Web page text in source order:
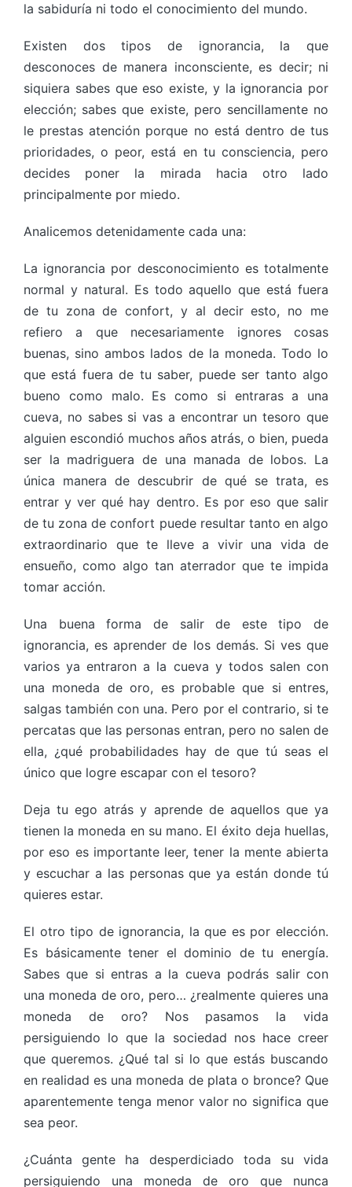
la sabiduría ni todo el conocimiento del mundo.
Existen dos tipos de ignorancia, la que
desconoces de manera inconsciente, es decir; ni
siquiera sabes que eso existe, y la ignorancia por
elección; sabes que existe, pero sencillamente no
le prestas atención porque no está dentro de tus
prioridades, o peor, está en tu consciencia, pero
decides poner la mirada hacia otro lado
principalmente por miedo.
Analicemos detenidamente cada una:
La ignorancia por desconocimiento es totalmente
normal y natural. Es todo aquello que está fuera
de tu zona de confort, y al decir esto, no me
refiero a que necesariamente ignores cosas
buenas, sino ambos lados de la moneda. Todo lo
que está fuera de tu saber, puede ser tanto algo
bueno como malo. Es como si entraras a una
cueva, no sabes si vas a encontrar un tesoro que
alguien escondió muchos años atrás, o bien, pueda
ser la madriguera de una manada de lobos. La
única manera de descubrir de qué se trata, es
entrar y ver qué hay dentro. Es por eso que salir
de tu zona de confort puede resultar tanto en algo
extraordinario que te lleve a vivir una vida de
ensueño, como algo tan aterrador que te impida
tomar acción.
Una buena forma de salir de este tipo de
ignorancia, es aprender de los demás. Si ves que
varios ya entraron a la cueva y todos salen con
una moneda de oro, es probable que si entres,
salgas también con una. Pero por el contrario, si te
percatas que las personas entran, pero no salen de
ella, ¿qué probabilidades hay de que tú seas el
único que logre escapar con el tesoro?
Deja tu ego atrás y aprende de aquellos que ya
tienen la moneda en su mano. El éxito deja huellas,
por eso es importante leer, tener la mente abierta
y escuchar a las personas que ya están donde tú
quieres estar.
El otro tipo de ignorancia, la que es por elección.
Es básicamente tener el dominio de tu energía.
Sabes que si entras a la cueva podrás salir con
una moneda de oro, pero… ¿realmente quieres una
moneda de oro? Nos pasamos la vida
persiguiendo lo que la sociedad nos hace creer
que queremos. ¿Qué tal si lo que estás buscando
en realidad es una moneda de plata o bronce? Que
aparentemente tenga menor valor no significa que
sea peor.
¿Cuánta gente ha desperdiciado toda su vida
persiguiendo una moneda de oro que nunca